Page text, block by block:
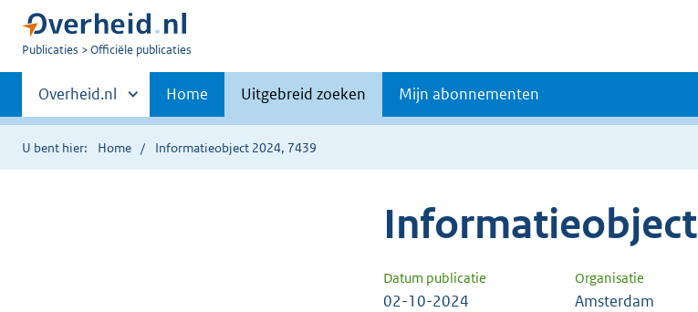
U
Publicaties Officiële publicaties
Primaire
navigatie
Andere
sites
binnen
Overheid.nl Home Uitgebreid zoeken Mijn abonnementen
U bent hier: Home Informatieobject 2024, 7439
Informatieobject
Datum publicatie Organisatie
02-10-2024 Amsterdam